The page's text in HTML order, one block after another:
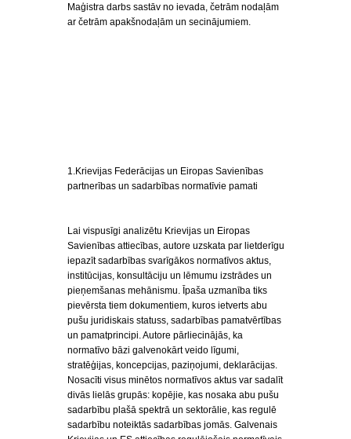
Maģistra darbs sastāv no ievada, četrām nodaļām
ar četrām apakšnodaļām un secinājumiem.
1.Krievijas Federācijas un Eiropas Savienības
partnerības un sadarbības normatīvie pamati
Lai vispusīgi analizētu Krievijas un Eiropas
Savienības attiecības, autore uzskata par lietderīgu
iepazīt sadarbības svarīgākos normatīvos aktus,
institūcijas, konsultāciju un lēmumu izstrādes un
pieņemšanas mehānismu. Īpaša uzmanība tiks
pievērsta tiem dokumentiem, kuros ietverts abu
pušu juridiskais statuss, sadarbības pamatvērtības
un pamatprincipi. Autore pārliecinājās, ka
normatīvo bāzi galvenokārt veido līgumi,
stratēģijas, koncepcijas, paziņojumi, deklarācijas.
Nosacīti visus minētos normatīvos aktus var sadalīt
divās lielās grupās: kopējie, kas nosaka abu pušu
sadarbību plašā spektrā un sektorālie, kas regulē
sadarbību noteiktās sadarbības jomās. Galvenais